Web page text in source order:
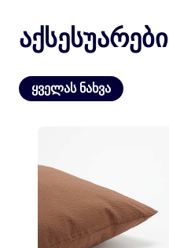
ანგარიში
შესვლა
აქსესუარები
ყველას ნახვა